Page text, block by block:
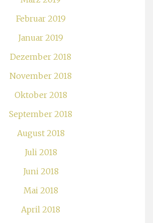
Februar 2019
Januar 2019
Dezember 2018
November 2018
Oktober 2018
September 2018
August 2018
Juli 2018
Juni 2018
Mai 2018
April 2018